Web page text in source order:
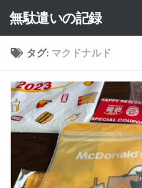
コンテンツへスキップ
無駄遣いの記録
タグ: マクドナルド